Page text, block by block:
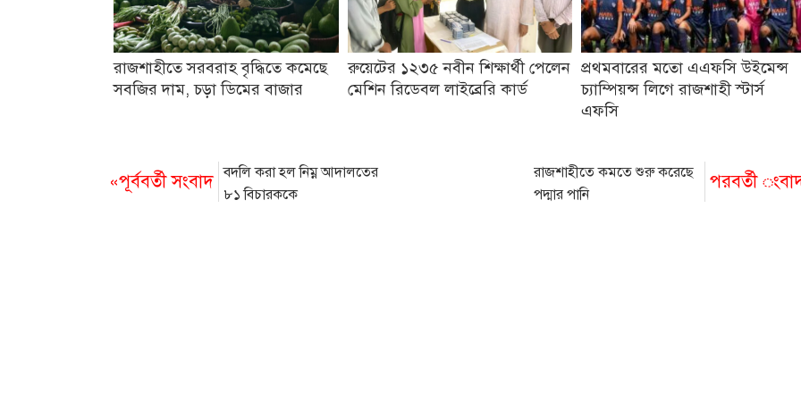
রাজশাহীতে সরবরাহ বৃদ্ধিতে কমেছে
সবজির দাম, চড়া ডিমের বাজার
রুয়েটের ১২৩৫ নবীন শিক্ষার্থী পেলেন
মেশিন রিডেবল লাইব্রেরি কার্ড
প্রথমবারের মতো এএফসি উইমেন্স
চ্যাম্পিয়ন্স লিগে রাজশাহী স্টার্স
এফসি
«পূর্ববর্তী সংবাদ বদলি করা হল নিম্ন আদালতের
৮১ বিচারককে
পরবর্তী
রাজশাহীতে কমতে শুরু করেছে
পদ্মার পানি